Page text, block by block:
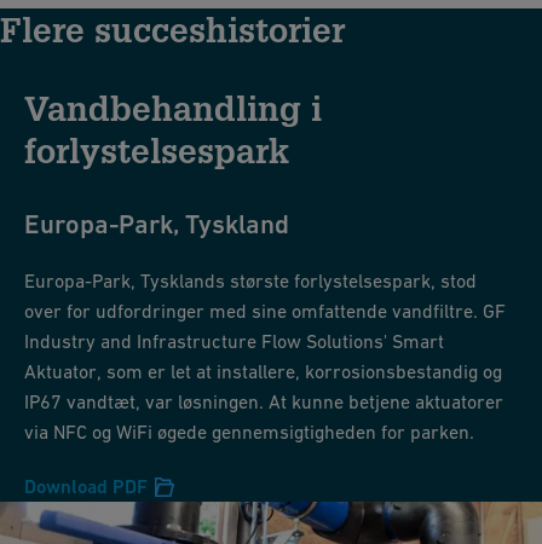
Flere succeshistorier
Vandbehandling i
forlystelsespark
Europa-Park, Tyskland
Europa-Park, Tysklands største forlystelsespark, stod
over for udfordringer med sine omfattende vandfiltre. GF
Industry and Infrastructure Flow Solutions' Smart
Aktuator, som er let at installere, korrosionsbestandig og
IP67 vandtæt, var løsningen. At kunne betjene aktuatorer
via NFC og WiFi øgede gennemsigtigheden for parken.
Download PDF